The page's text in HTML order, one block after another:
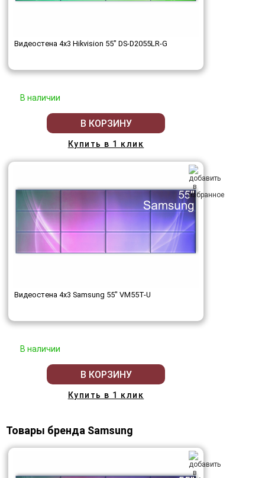
Видеостена 4x3 Hikvision 55" DS-D2055LR-G
В наличии
В КОРЗИНУ
Купить в 1 клик
Видеостена 4x3 Samsung 55" VM55T-U
В наличии
В КОРЗИНУ
Купить в 1 клик
Товары бренда Samsung